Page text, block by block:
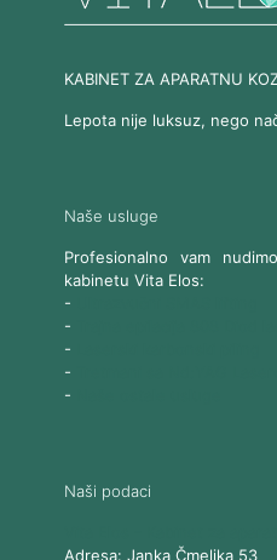
KABINET ZA APARATNU
Lepota nije luksuz, nego
Naše usluge
Profesionalno vam
kabinetu Vita Elos:
-
-
-
-
-
Naši podaci
Adresa: Janka Čmelika 53